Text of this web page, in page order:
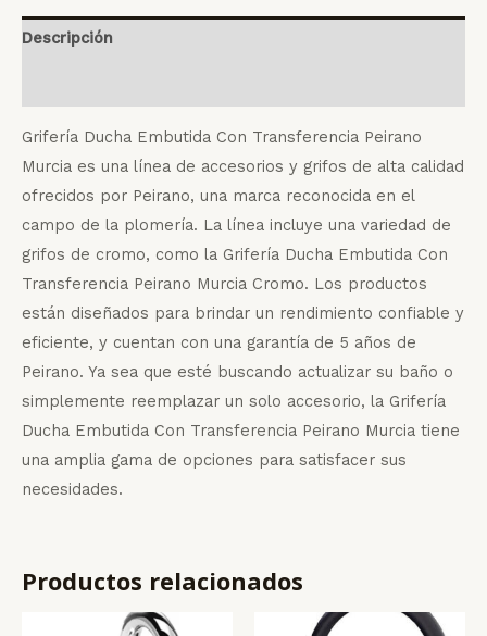
Descripción
Grifería Ducha Embutida Con Transferencia Peirano
Murcia es una línea de accesorios y grifos de alta calidad
ofrecidos por Peirano, una marca reconocida en el
campo de la plomería. La línea incluye una variedad de
grifos de cromo, como la Grifería Ducha Embutida Con
Transferencia Peirano Murcia Cromo. Los productos
están diseñados para brindar un rendimiento confiable y
eficiente, y cuentan con una garantía de 5 años de
Peirano. Ya sea que esté buscando actualizar su baño o
simplemente reemplazar un solo accesorio, la Grifería
Ducha Embutida Con Transferencia Peirano Murcia tiene
una amplia gama de opciones para satisfacer sus
necesidades.
Productos relacionados